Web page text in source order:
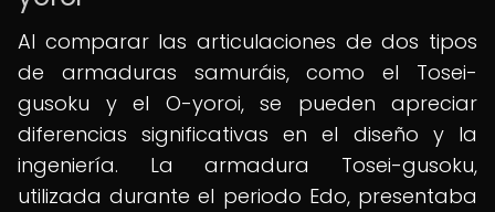
Al comparar las articulaciones de dos tipos
de armaduras samuráis, como el Tosei-
gusoku y el O-yoroi, se pueden apreciar
diferencias significativas en el diseño y la
ingeniería. La armadura Tosei-gusoku,
utilizada durante el periodo Edo, presentaba